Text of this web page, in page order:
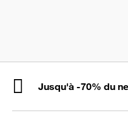
Jusqu'à -70% du